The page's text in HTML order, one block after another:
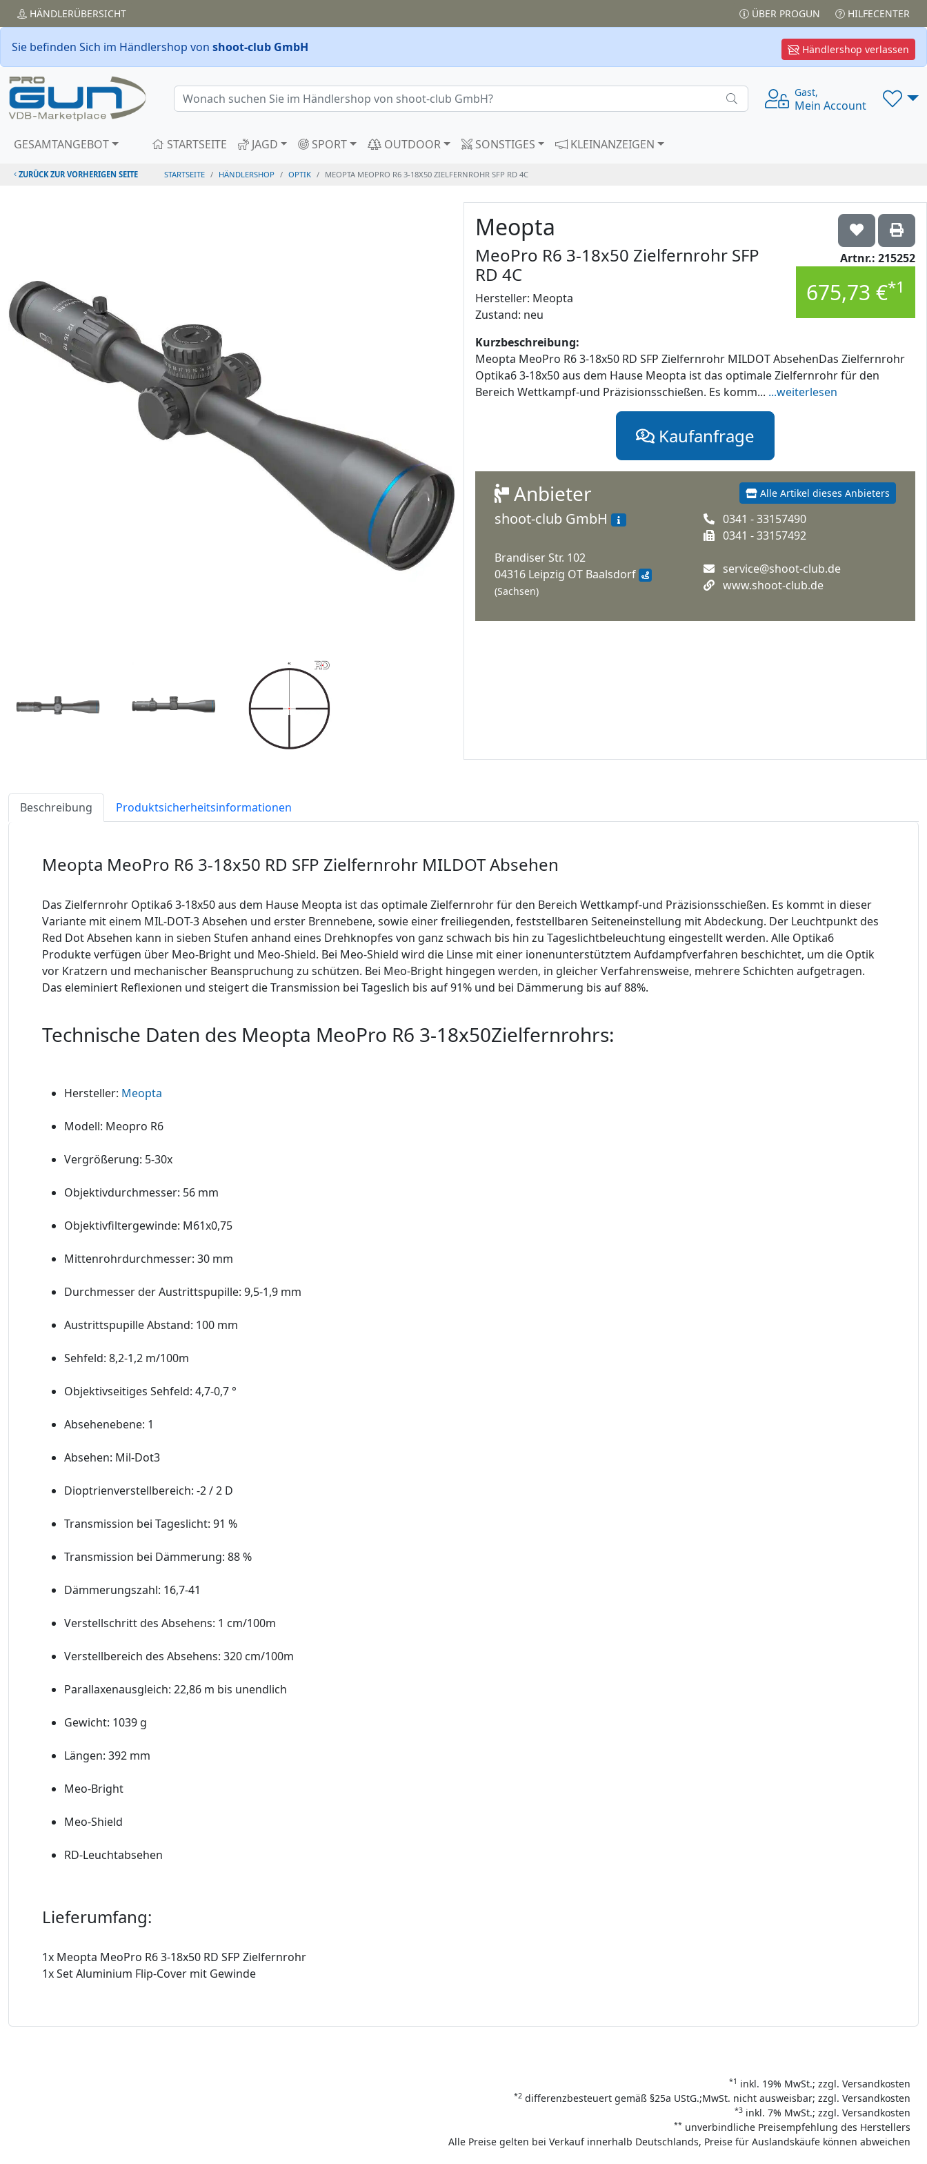
HÄNDLERÜBERSICHT ÜBER PROGUN HILFECENTER
Händlershop verlassen
Sie befinden Sich im Händlershop von shoot-club GmbH
Gast,
Mein Account
GESAMTANGEBOT STARTSEITE JAGD SPORT OUTDOOR SONSTIGES KLEINANZEIGEN
ZURÜCK ZUR VORHERIGEN SEITE STARTSEITE HÄNDLERSHOP OPTIK MEOPTA MEOPRO R6 3-18X50 ZIELFERNROHR SFP RD 4C
Artnr.: 215252
675,73 €*1
Meopta
MeoPro R6 3-18x50 Zielfernrohr SFP
RD 4C
Hersteller: Meopta
Zustand: neu
Kurzbeschreibung:
Meopta MeoPro R6 3-18x50 RD SFP Zielfernrohr MILDOT AbsehenDas Zielfernrohr
Optika6 3-18x50 aus dem Hause Meopta ist das optimale Zielfernrohr für den
Bereich Wettkampf-und Präzisionsschießen. Es komm... ...weiterlesen
Kaufanfrage
Alle Artikel dieses Anbieters
Anbieter
shoot-club GmbH
Brandiser Str. 102
04316 Leipzig OT Baalsdorf
(Sachsen)
0341 - 33157490
0341 - 33157492
service@shoot-club.de
www.shoot-club.de
Beschreibung Produktsicherheitsinformationen
Meopta MeoPro R6 3-18x50 RD SFP Zielfernrohr MILDOT Absehen
Das Zielfernrohr Optika6 3-18x50 aus dem Hause Meopta ist das optimale Zielfernrohr für den Bereich Wettkampf-und Präzisionsschießen. Es kommt in dieser
Variante mit einem MIL-DOT-3 Absehen und erster Brennebene, sowie einer freiliegenden, feststellbaren Seiteneinstellung mit Abdeckung. Der Leuchtpunkt des
Red Dot Absehen kann in sieben Stufen anhand eines Drehknopfes von ganz schwach bis hin zu Tageslichtbeleuchtung eingestellt werden. Alle Optika6
Produkte verfügen über Meo-Bright und Meo-Shield. Bei Meo-Shield wird die Linse mit einer ionenunterstütztem Aufdampfverfahren beschichtet, um die Optik
vor Kratzern und mechanischer Beanspruchung zu schützen. Bei Meo-Bright hingegen werden, in gleicher Verfahrensweise, mehrere Schichten aufgetragen.
Das eleminiert Reflexionen und steigert die Transmission bei Tageslich bis auf 91% und bei Dämmerung bis auf 88%.
Technische Daten des Meopta MeoPro R6 3-18x50Zielfernrohrs:
Hersteller: Meopta
Modell: Meopro R6
Vergrößerung: 5-30x
Objektivdurchmesser: 56 mm
Objektivfiltergewinde: M61x0,75
Mittenrohrdurchmesser: 30 mm
Durchmesser der Austrittspupille: 9,5-1,9 mm
Austrittspupille Abstand: 100 mm
Sehfeld: 8,2-1,2 m/100m
Objektivseitiges Sehfeld: 4,7-0,7 °
Absehenebene: 1
Absehen: Mil-Dot3
Dioptrienverstellbereich: -2 / 2 D
Transmission bei Tageslicht: 91 %
Transmission bei Dämmerung: 88 %
Dämmerungszahl: 16,7-41
Verstellschritt des Absehens: 1 cm/100m
Verstellbereich des Absehens: 320 cm/100m
Parallaxenausgleich: 22,86 m bis unendlich
Gewicht: 1039 g
Längen: 392 mm
Meo-Bright
Meo-Shield
RD-Leuchtabsehen
Lieferumfang:
1x Meopta MeoPro R6 3-18x50 RD SFP Zielfernrohr
1x Set Aluminium Flip-Cover mit Gewinde
*1 inkl. 19% MwSt.; zzgl. Versandkosten
*2 differenzbesteuert gemäß §25a UStG.;MwSt. nicht ausweisbar; zzgl. Versandkosten
*3 inkl. 7% MwSt.; zzgl. Versandkosten
** unverbindliche Preisempfehlung des Herstellers
Alle Preise gelten bei Verkauf innerhalb Deutschlands, Preise für Auslandskäufe können abweichen